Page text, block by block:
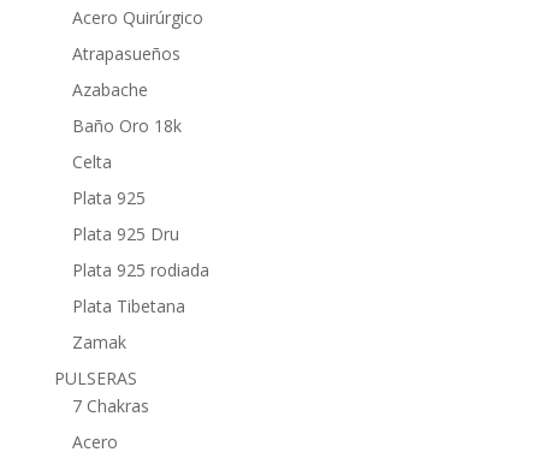
Acero Quirúrgico
Atrapasueños
Azabache
Baño Oro 18k
Celta
Plata 925
Plata 925 Dru
Plata 925 rodiada
Plata Tibetana
Zamak
PULSERAS
7 Chakras
Acero